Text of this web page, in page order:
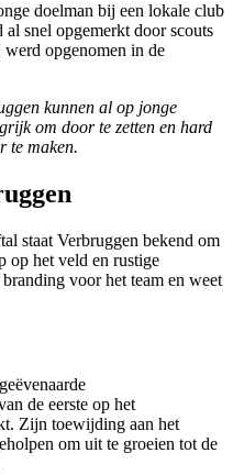
doelman bij een lokale club
snel opgemerkt door scouts
opgenomen in de
kunnen al op jonge
om door te zetten en hard
te maken.
staat Verbruggen bekend om
op het veld en rustige
voor het team en weet
de eerste op het
Zijn toewijding aan het
om uit te groeien tot de